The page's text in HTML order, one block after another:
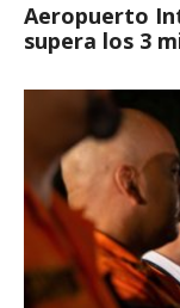
Aeropuerto
supera los 3